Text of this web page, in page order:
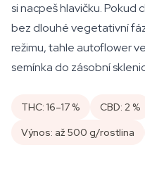
si nacpeš hlavičku. Pokud
bez dlouhé vegetativní
režimu, tahle autoflower
semínka do zásobní
THC: 16–17 % CBD: 2 %
Výnos: až 500 g/rostlina